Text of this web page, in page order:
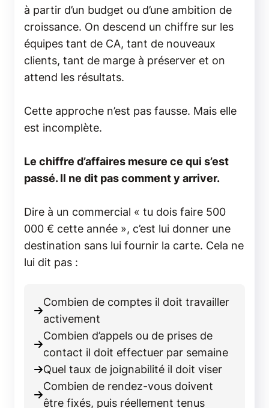
à partir d’un budget ou d’une ambition de
croissance. On descend un chiffre sur les
équipes tant de CA, tant de nouveaux
clients, tant de marge à préserver et on
attend les résultats.
Cette approche n’est pas fausse. Mais elle
est incomplète.
Le chiffre d’affaires mesure ce qui s’est
passé. Il ne dit pas comment y arriver.
Dire à un commercial « tu dois faire 500
000 € cette année », c’est lui donner une
destination sans lui fournir la carte. Cela ne
lui dit pas :
Combien de comptes il doit travailler
activement
Combien d’appels ou de prises de
contact il doit effectuer par semaine
Quel taux de joignabilité il doit viser
Combien de rendez-vous doivent
être fixés, puis réellement tenus